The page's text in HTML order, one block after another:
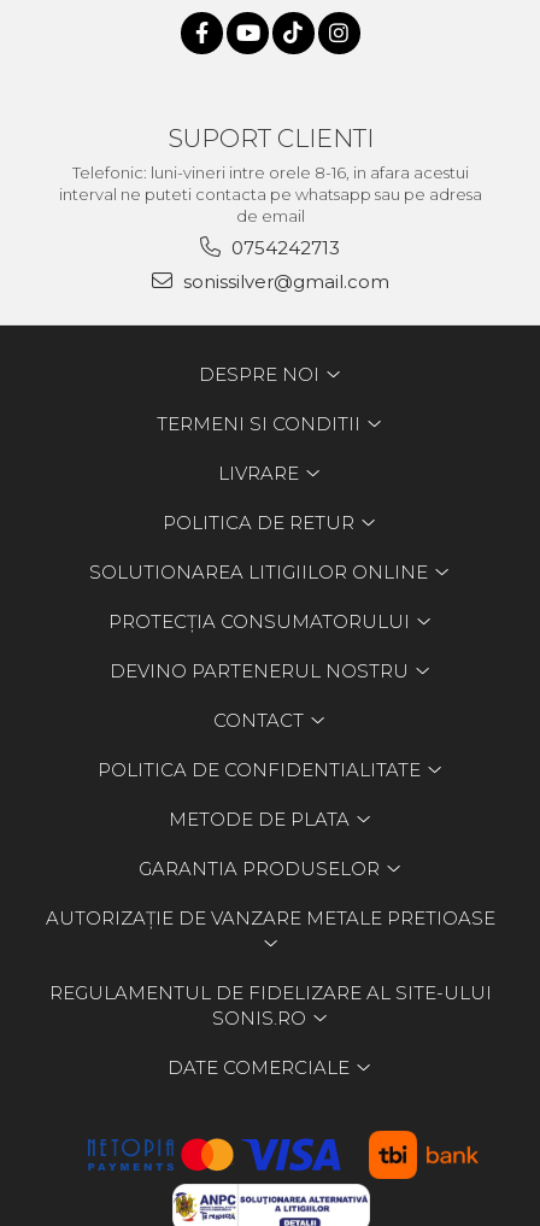
SUPORT CLIENTI
Telefonic: luni-vineri intre orele 8-16, in afara acestui
interval ne puteti contacta pe whatsapp sau pe adresa
de email
0754242713
sonissilver@gmail.com
DESPRE NOI
TERMENI SI CONDITII
LIVRARE
POLITICA DE RETUR
SOLUTIONAREA LITIGIILOR ONLINE
PROTECȚIA CONSUMATORULUI
DEVINO PARTENERUL NOSTRU
CONTACT
POLITICA DE CONFIDENTIALITATE
METODE DE PLATA
GARANTIA PRODUSELOR
AUTORIZAȚIE DE VANZARE METALE PRETIOASE
REGULAMENTUL DE FIDELIZARE AL SITE-ULUI
SONIS.RO
DATE COMERCIALE